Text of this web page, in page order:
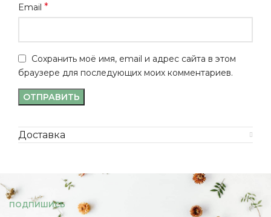
Email *
Сохранить моё имя, email и адрес сайта в этом
браузере для последующих моих комментариев.
Доставка
ПОДПИШИСЬ